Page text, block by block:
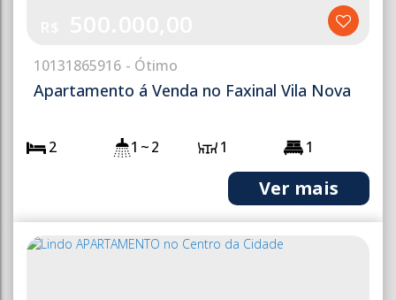
Apartamento á Venda no Faxinal Vila Nova
10131865916
2 1 ~ 2 1
1